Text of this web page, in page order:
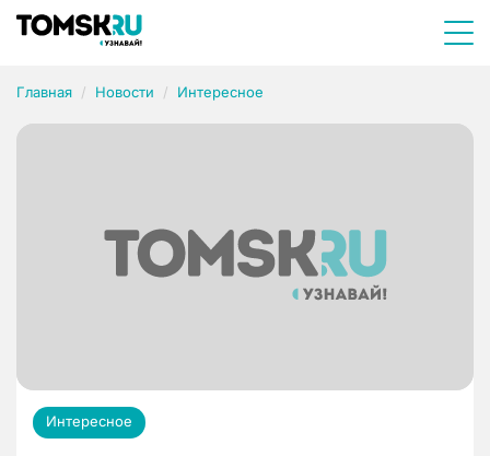
Главная Новости Интересное
Интересное